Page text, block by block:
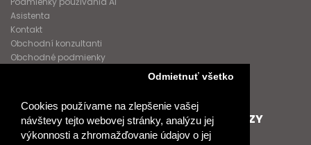
Cookies používame na zlepšenie vašej
návštevy tejto webovej stránky, analýzu jej
výkonnosti a zhromažďovanie údajov o jej
Odmietnuť všetko
Asistenta
Kontakt
Obchodní konzultanti
Obchodné podmienky
SPOLUPRACUJEME
Podporujeme
ĎALŠIE ODKAZY
O Raabe